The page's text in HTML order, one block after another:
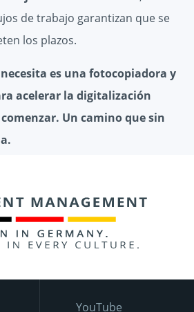
de trabajo garantizan que se
los plazos.
es una fotocopiadora y
acelerar la digitalización
Un camino que sin
YouTube